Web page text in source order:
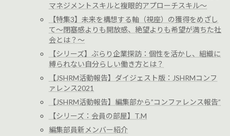
マネジメントスキルと複眼的アプローチスキル～
【特集3】未来を構想する軸（視座）の獲得をめざし
て～閉塞感よりも開放感、絶望よりも希望が満ちた社
会とは？～
【シリーズ】ぶらり企業探訪：個性を活かし、組織に
縛られない自分らしい働き方とは？
【JSHRM活動報告】ダイジェスト版：JSHRMコンフ
ァレンス2021
【JSHRM活動報告】編集部から”コンファレンス報告”
【シリーズ：会員の部屋】T.M
編集部員新メンバー紹介